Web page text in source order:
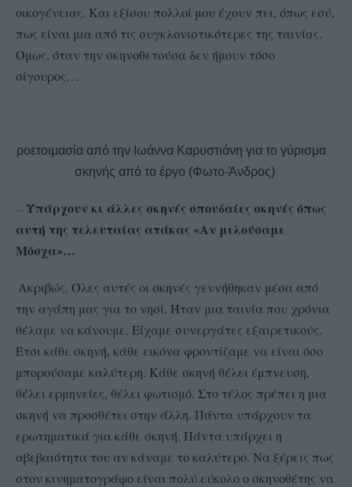
οικογένειας. Και εξίσου πολλοί μου έχουν πει, όπως εσύ,
πως είναι μια από τις συγκλονιστικότερες της ταινίας.
Όμως, όταν την σκηνοθετούσα δεν ήμουν τόσο
σίγουρος…
Προετοιμασία από την Ιωάννα Καρυστιάνη για το γύρισμα
σκηνής από το έργο (Φωτο-Άνδρος)
— Υπάρχουν κι άλλες σκηνές σπουδαίες σκηνές όπως
αυτή της τελευταίας ατάκας «Αν μιλούσαμε
Μόσχα»…
Όλες αυτές οι σκηνές γεννήθηκαν μέσα από
την αγάπη μας για το νησί. Ήταν μια ταινία που χρόνια
θέλαμε να κάνουμε. Είχαμε συνεργάτες εξαιρετικούς.
Έτσι κάθε σκηνή, κάθε εικόνα φροντίζαμε να είναι όσο
μπορούσαμε καλύτερη. Κάθε σκηνή θέλει έμπνευση,
θέλει ερμηνείες, θέλει φωτισμό. Στο τέλος πρέπει η μια
σκηνή να προσθέτει στην άλλη. Πάντα υπάρχουν τα
ερωτηματικά για κάθε σκηνή. Πάντα υπάρχει η
αβεβαιότητα του αν κάναμε το καλύτερο. Να ξέρεις πως
στον κινηματογράφο είναι πολύ εύκολο ο σκηνοθέτης να